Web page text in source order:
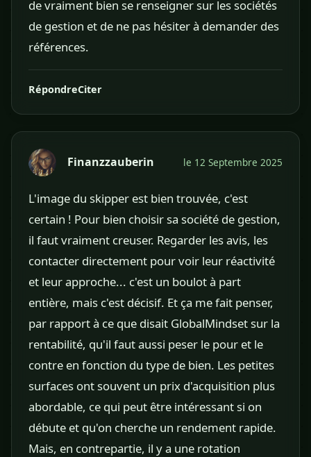
de vraiment bien se renseigner sur les sociétés
de gestion et de ne pas hésiter à demander des
références.
RépondreCiter
Finanzzauberin le 12 Septembre 2025
L'image du skipper est bien trouvée, c'est
certain ! Pour bien choisir sa société de gestion,
il faut vraiment creuser. Regarder les avis, les
contacter directement pour voir leur réactivité
et leur approche... c'est un boulot à part
entière, mais c'est décisif. Et ça me fait penser,
par rapport à ce que disait GlobalMindset sur la
rentabilité, qu'il faut aussi peser le pour et le
contre en fonction du type de bien. Les petites
surfaces ont souvent un prix d'acquisition plus
abordable, ce qui peut être intéressant si on
débute et qu'on cherche un rendement rapide.
Mais, en contrepartie, il y a une rotation